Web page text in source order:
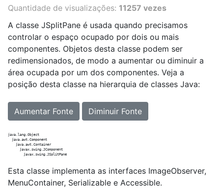
Quantidade de visualizações: 11257 vezes
A classe JSplitPane é usada quando precisamos
controlar o espaço ocupado por dois ou mais
componentes. Objetos desta classe podem ser
redimensionados, de modo a aumentar ou diminuir a
área ocupada por um dos componentes. Veja a
posição desta classe na hierarquia de classes Java:
Aumentar Fonte Diminuir Fonte
java.lang.Object
  java.awt.Component
    java.awt.Container
      javax.swing.JComponent
Esta classe implementa as interfaces ImageObserver,
MenuContainer, Serializable e Accessible.